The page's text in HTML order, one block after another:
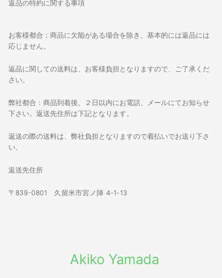
返品の特約に関する事項
お客様都合：商品に欠陥がある場合を除き、基本的には返品には
応じません。
返品に関しての送料は、お客様負担となりますので、ご了承くだ
さい。
弊社都合：商品到着後、２日以内にお電話、メールにてお知らせ
下さい。返送先住所は下記となります。
返送の際の送料は、弊社負担となりますので着払いでお送り下さ
い。
返送先住所
〒839-0801 久留米市宮ノ陣 4-1-13
Akiko Yamada